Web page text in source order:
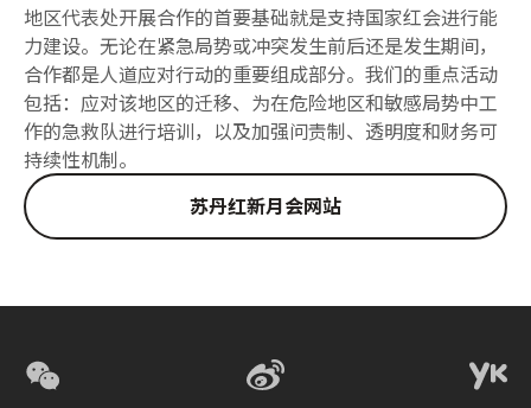
地区代表处开展合作的首要基础就是支持国家红会进行能
力建设。无论在紧急局势或冲突发生前后还是发生期间，
合作都是人道应对行动的重要组成部分。我们的重点活动
包括：应对该地区的迁移、为在危险地区和敏感局势中工
作的急救队进行培训，以及加强问责制、透明度和财务可
持续性机制。
苏丹红新月会网站